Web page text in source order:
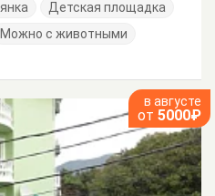
Детская площадка
Можно с животными
в августе
от 5000₽